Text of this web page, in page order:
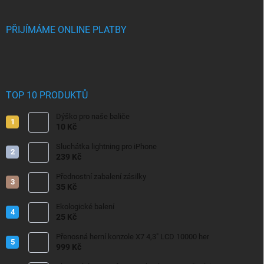
PŘIJÍMÁME ONLINE PLATBY
TOP 10 PRODUKTŮ
Dýško pro naše baliče
10 Kč
Sluchátka lightning pro iPhone
239 Kč
Přednostní zabalení zásilky
35 Kč
Ekologické balení
25 Kč
Přenosná herní konzole X7 4,3" LCD 10000 her
999 Kč